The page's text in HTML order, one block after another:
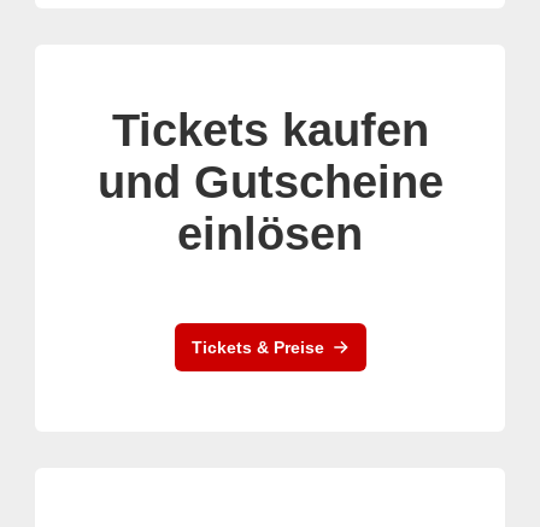
Tickets kaufen
und Gutscheine
einlösen
Tickets & Preise